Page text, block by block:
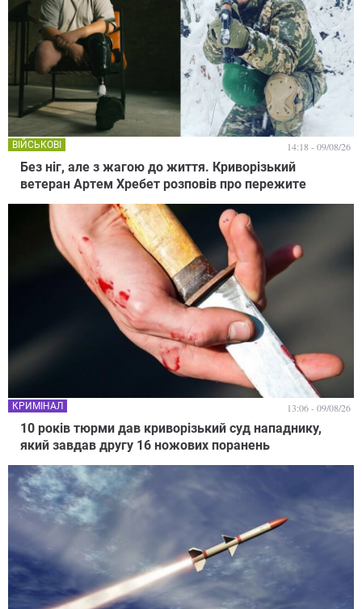
Без ніг, але з жагою до життя. Криворізький
ветеран Артем Хребет розповів про пережите
ВІЙСЬКОВІ 14:18 - 09/08/26
10 років тюрми дав криворізький суд нападнику,
який завдав другу 16 ножових поранень
КРИМІНАЛ 13:06 - 09/08/26